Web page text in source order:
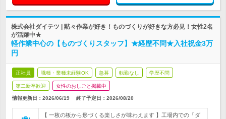
株式会社ダイテツ | 黙々作業が好き！ものづくりが好きな方必見！女性2名
が活躍中★
軽作業中心の【ものづくりスタッフ】★経歴不問★入社祝金3万
円
正社員 職種・業種未経験OK 急募 転勤なし 学歴不問
第二新卒歓迎 女性のおしごと掲載中
情報更新日：2026/06/19 終了予定日： 2026/08/20
【 一枚の板から形づくる楽しさが味わえます 】工場内での「ダ